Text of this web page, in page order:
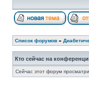
Список форумов »
Кто сейчас на
Сейчас этот форум